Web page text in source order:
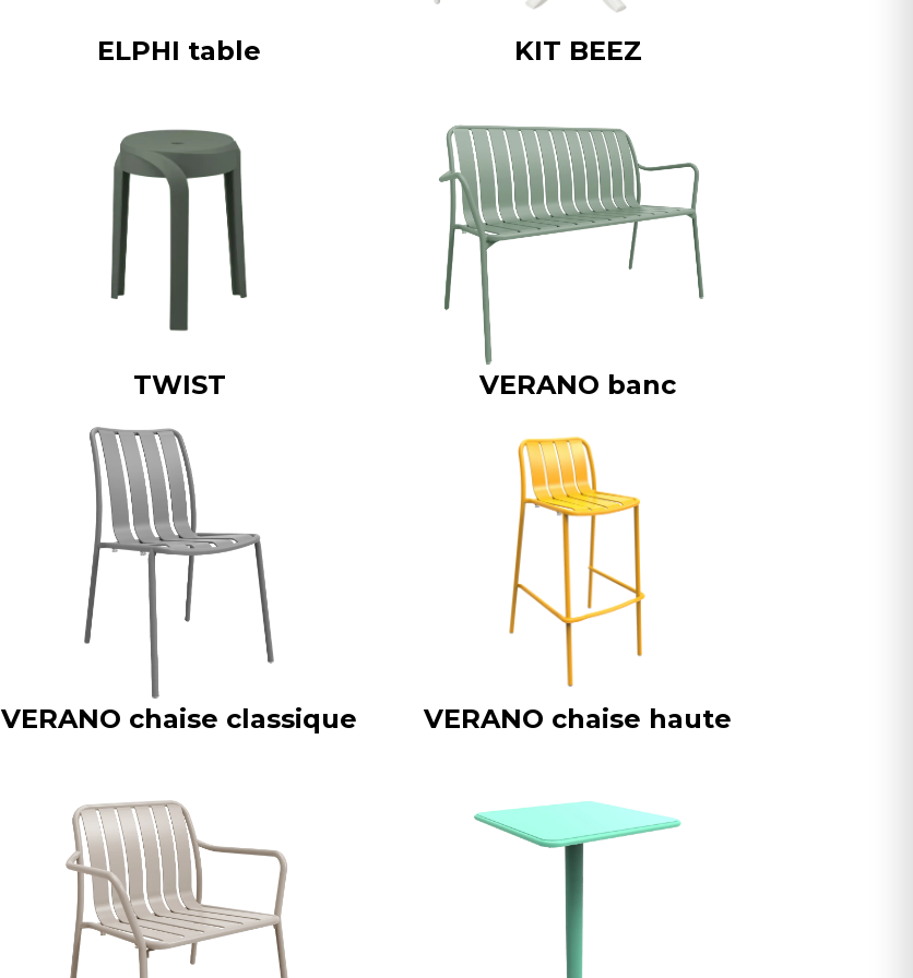
ELPHI table KIT BEEZ
TWIST VERANO banc
VERANO chaise classique VERANO chaise haute